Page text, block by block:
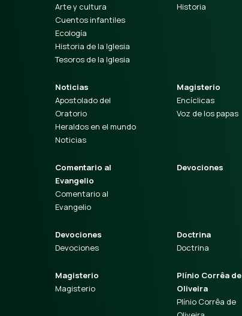
Arte y cultura
Cuentos infantiles
Ecología
Historia de la Iglesia
Tesoros de la Iglesia
Historia
Noticias
Apostolado del
Oratorio
Heraldos en el mundo
Noticias
Magisterio
Encíclicas
Voz de los papas
Comentario al
Evangelio
Comentario al
Evangelio
Devociones
Devociones
Devociones
Doctrina
Doctrina
Magisterio
Magisterio
Plínio Corrêa de
Oliveira
Plínio Corrêa de